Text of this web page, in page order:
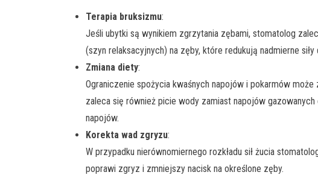
Terapia bruksizmu:
Jeśli ubytki są wynikiem zgrzytania zębami, stomatolog
(szyn relaksacyjnych) na zęby, które redukują nadmierne siły
Zmiana diety:
Ograniczenie spożycia kwaśnych napojów i pokarmów
zaleca się również picie wody zamiast napojów
napojów.
Korekta wad zgryzu:
W przypadku nierównomiernego rozkładu sił żucia
poprawi zgryz i zmniejszy nacisk na określone zęby.